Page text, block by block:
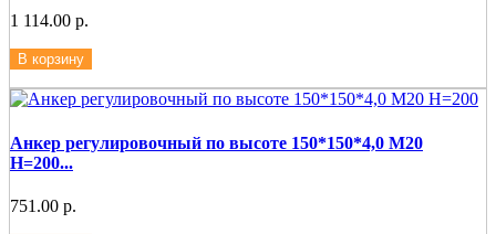
1 114.00 р.
В корзину
Анкер регулировочный по высоте 150*150*4,0 М20
Н=200...
751.00 р.